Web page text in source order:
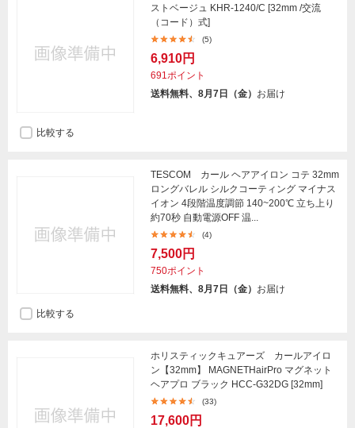
ストベージュ KHR-1240/C [32mm /交流
（コード）式]
(5)
6,910円
691ポイント
送料無料、8月7日（金） お届け
比較する
TESCOM カール ヘアアイロン コテ 32mm
ロングバレル シルクコーティング マイナス
イオン 4段階温度調節 140~200℃ 立ち上り
約70秒 自動電源OFF 温...
(4)
7,500円
750ポイント
送料無料、8月7日（金） お届け
比較する
ホリスティックキュアーズ カールアイロ
ン【32mm】 MAGNETHairPro マグネット
ヘアプロ ブラック HCC-G32DG [32mm]
(33)
17,600円